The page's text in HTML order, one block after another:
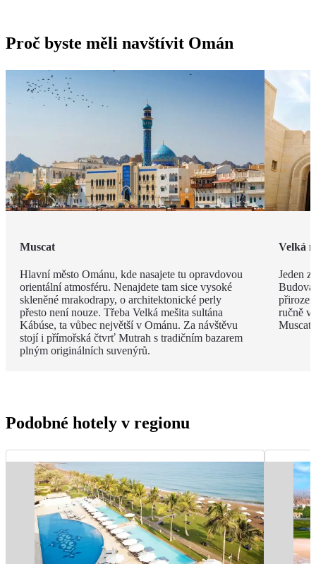
Proč byste měli navštívit Omán
Muscat
Hlavní město Ománu, kde nasajete tu opravdovou
orientální atmosféru. Nenajdete tam sice vysoké
skleněné mrakodrapy, o architektonické perly
přesto není nouze. Třeba Velká mešita sultána
Kábúse, ta vůbec největší v Ománu. Za návštěvu
stojí i přímořská čtvrť Mutrah s tradičním bazarem
plným originálních suvenýrů.
Velká
Jeden z
Budova
ručně
Podobné hotely v regionu